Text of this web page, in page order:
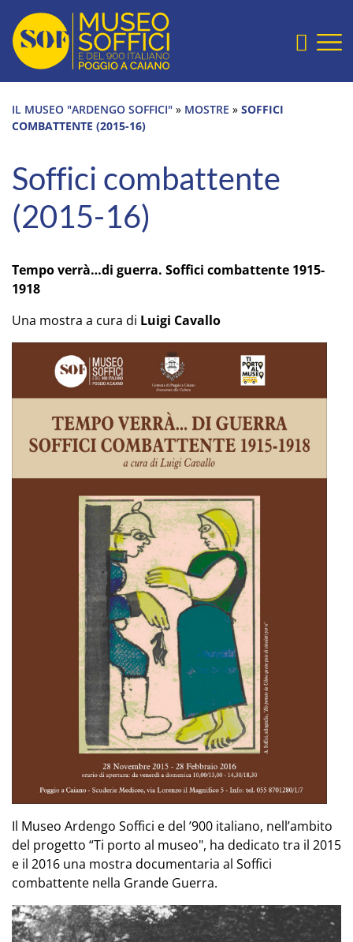
Home Page
Sezione salto blocchi
Vai alla testata del sito
Vai alla sezione slide
Vai alla sezione mostre e collezioni
Vai alla sezione ultimi eventi
Vai alla sezione archivio digitale
IL MUSEO "ARDENGO SOFFICI" » MOSTRE » SOFFICI
COMBATTENTE (2015-16)
Soffici combattente
(2015-16)
Tempo verrà…di guerra. Soffici combattente 1915-
1918
Una mostra a cura di Luigi Cavallo
Il Museo Ardengo Soffici e del ’900 italiano, nell’ambito
del progetto “Ti porto al museo", ha dedicato tra il 2015
e il 2016 una mostra documentaria al Soffici
combattente nella Grande Guerra.